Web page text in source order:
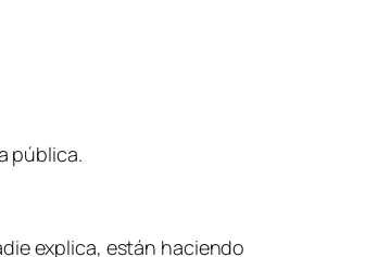
pública.
explica, están haciendo